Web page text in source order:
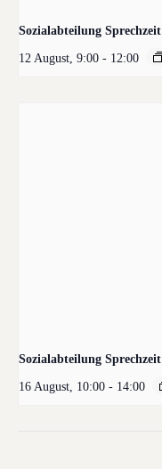
Sozialabteilung Sprechzeit
12 August, 9:00 - 12:00
Sozialabteilung Sprechzeit
16 August, 10:00 - 14:00